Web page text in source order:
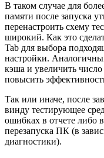
В таком случае для
памяти после запуска
перенастроить схему
широкий. Как это
Tab для выбора
настройки.
кэша и увеличить
повысить
Так или иначе, после
винду тестирующее
ошибках в отчете либо
перезапуска ПК (в
диагностики).